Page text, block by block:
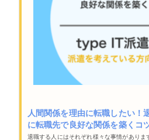
人間関係を理由に転職したい！
に転職先で良好な関係を築くコ
退職する人にはそれぞれ様々な事情がありま